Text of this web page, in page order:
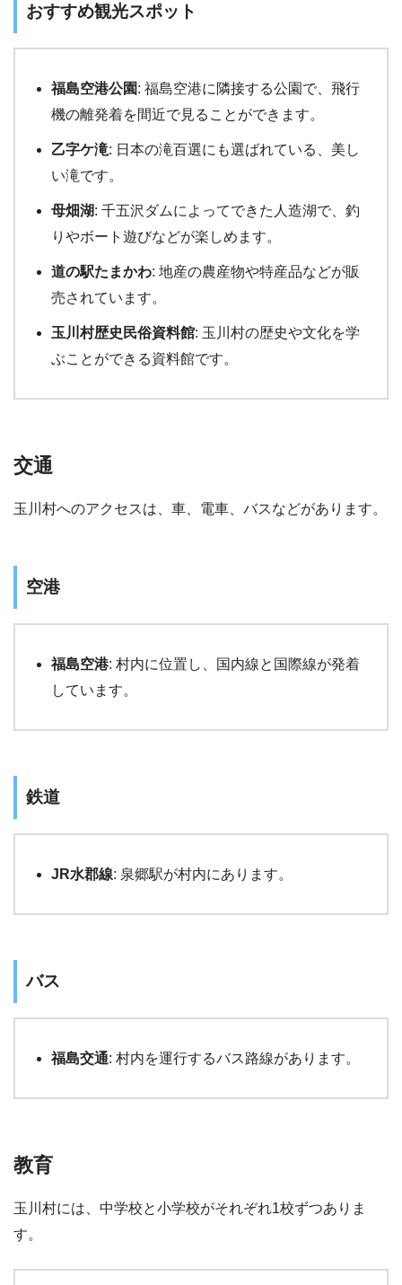
おすすめ観光スポット
福島空港公園: 福島空港に隣接する公園で、飛行
機の離発着を間近で見ることができます。
乙字ケ滝: 日本の滝百選にも選ばれている、美し
い滝です。
母畑湖: 千五沢ダムによってできた人造湖で、釣
りやボート遊びなどが楽しめます。
道の駅たまかわ: 地産の農産物や特産品などが販
売されています。
玉川村歴史民俗資料館: 玉川村の歴史や文化を学
ぶことができる資料館です。
交通
玉川村へのアクセスは、車、電車、バスなどがあります。
空港
福島空港: 村内に位置し、国内線と国際線が発着
しています。
鉄道
JR水郡線: 泉郷駅が村内にあります。
バス
福島交通: 村内を運行するバス路線があります。
教育
玉川村には、中学校と小学校がそれぞれ1校ずつありま
す。